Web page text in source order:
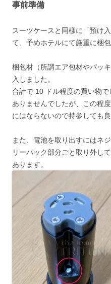
事前準備
スーツケースと同様に「預け
て、予めホテルにて厳重に梱
梱包材（所謂エア包材やパッ
入しました。
合計で 10 ドル程度の買い物
ありませんでしたが、この程
にはならないので持参しても
また、電池を取り出すにはネ
リーパック部分ごと取り外し
あります。